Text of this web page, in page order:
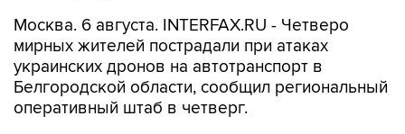
Москва. 6 августа. INTERFAX.RU - Четверо
мирных жителей пострадали при атаках
украинских дронов на автотранспорт в
Белгородской области, сообщил региональный
оперативный штаб в четверг.